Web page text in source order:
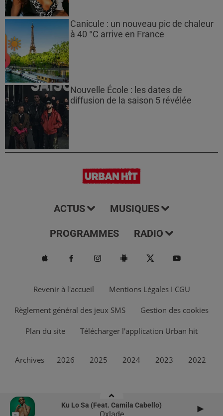
Ku Lo Sa (feat. Camila Cabello)
Oxlade
Canicule : un nouveau pic de chaleur
à 40 °C arrive en France
Nouvelle École : les dates de
diffusion de la saison 5 révélée
ACTUS MUSIQUES
PROGRAMMES RADIO
Revenir à l'accueil Mentions Légales I CGU
Règlement général des jeux SMS Gestion des cookies
Plan du site Télécharger l'application Urban hit
Archives 2026 2025 2024 2023 2022